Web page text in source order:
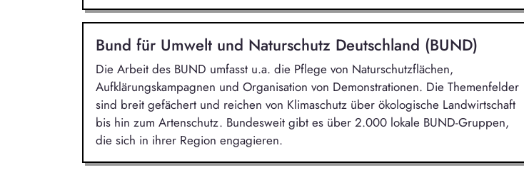
Bund für Umwelt und Naturschutz Deutschland (BUND)
Die Arbeit des BUND umfasst u.a. die Pflege von Naturschutzflächen,
Aufklärungskampagnen und Organisation von Demonstrationen. Die Themenfelder
sind breit gefächert und reichen von Klimaschutz über ökologische Landwirtschaft
bis hin zum Artenschutz. Bundesweit gibt es über 2.000 lokale BUND-Gruppen,
die sich in ihrer Region engagieren.